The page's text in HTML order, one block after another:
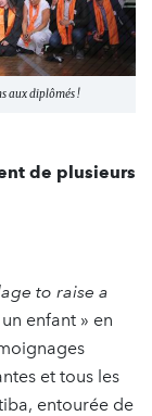
aux diplômés !
de plusieurs
to raise a
enfant » en
et tous les
entourée de